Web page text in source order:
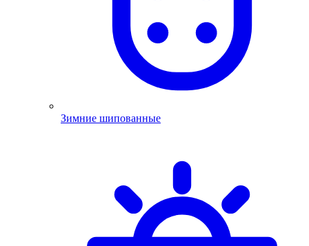
Зимние шипованные